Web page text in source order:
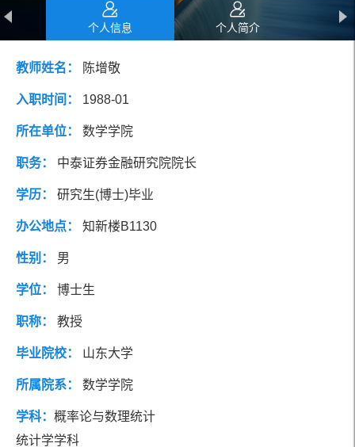
个人信息 个人简介
教育经历
社会兼职
团队成员
教师姓名： 陈增敬
入职时间： 1988-01
所在单位： 数学学院
职务： 中泰证券金融研究院院长
学历： 研究生(博士)毕业
办公地点： 知新楼B1130
性别： 男
学位： 博士生
职称： 教授
毕业院校： 山东大学
所属院系： 数学学院
学科： 概率论与数理统计
统计学学科